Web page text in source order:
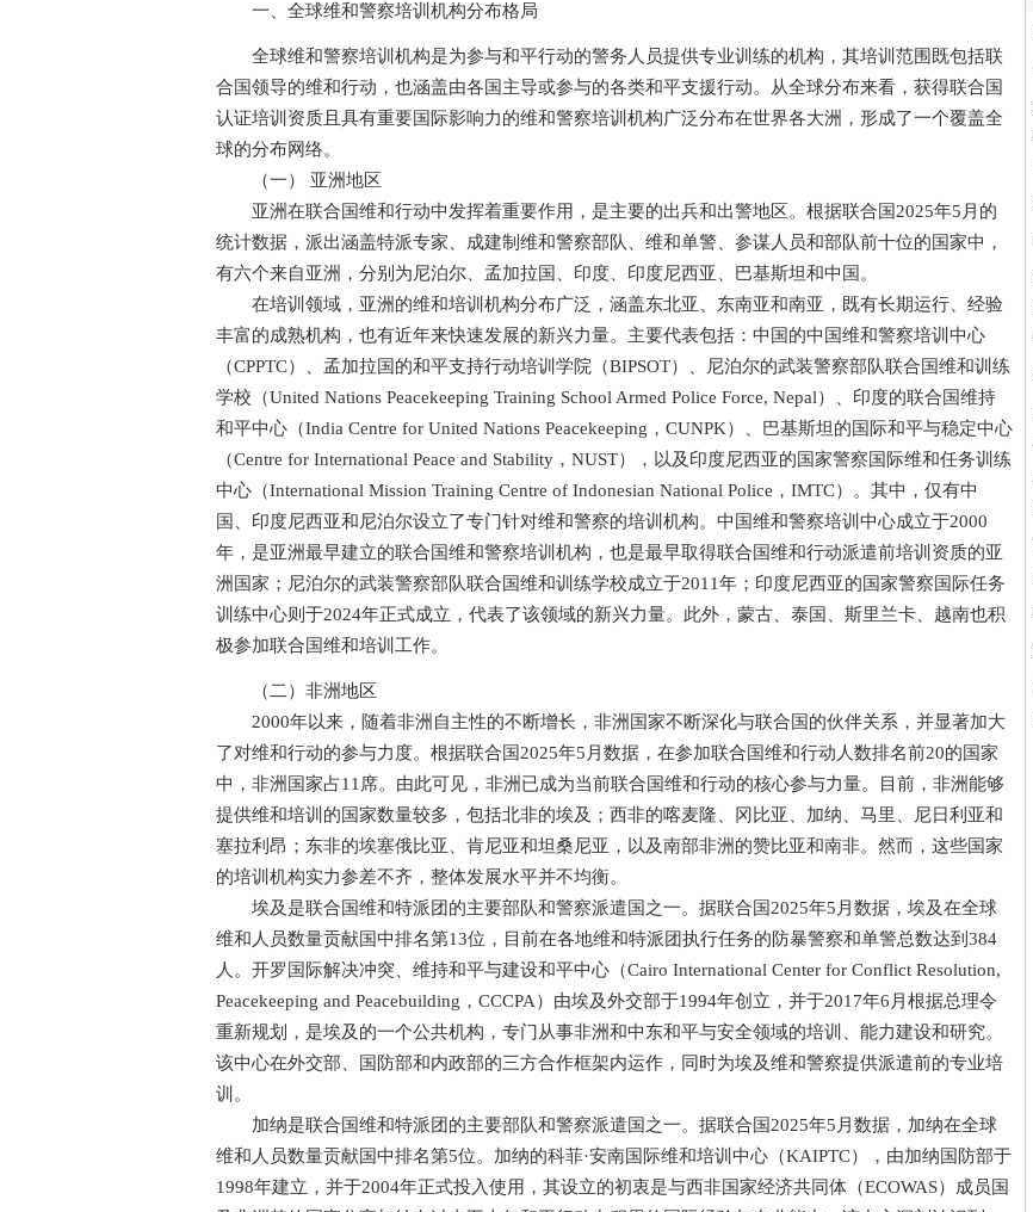
一、全球维和警察培训机构分布格局
全球维和警察培训机构是为参与和平行动的警务人员提供专业训练的机构，其培训范围既包括联
合国领导的维和行动，也涵盖由各国主导或参与的各类和平支援行动。从全球分布来看，获得联合国
认证培训资质且具有重要国际影响力的维和警察培训机构广泛分布在世界各大洲，形成了一个覆盖全
球的分布网络。
（一） 亚洲地区
亚洲在联合国维和行动中发挥着重要作用，是主要的出兵和出警地区。根据联合国2025年5月的
统计数据，派出涵盖特派专家、成建制维和警察部队、维和单警、参谋人员和部队前十位的国家中，
有六个来自亚洲，分别为尼泊尔、孟加拉国、印度、印度尼西亚、巴基斯坦和中国。
在培训领域，亚洲的维和培训机构分布广泛，涵盖东北亚、东南亚和南亚，既有长期运行、经验
丰富的成熟机构，也有近年来快速发展的新兴力量。主要代表包括：中国的中国维和警察培训中心
（CPPTC）、孟加拉国的和平支持行动培训学院（BIPSOT）、尼泊尔的武装警察部队联合国维和训练
学校（United Nations Peacekeeping Training School Armed Police Force, Nepal）、印度的联合国维持
和平中心（India Centre for United Nations Peacekeeping，CUNPK）、巴基斯坦的国际和平与稳定中心
（Centre for International Peace and Stability，NUST），以及印度尼西亚的国家警察国际维和任务训练
中心（International Mission Training Centre of Indonesian National Police，IMTC）。其中，仅有中
国、印度尼西亚和尼泊尔设立了专门针对维和警察的培训机构。中国维和警察培训中心成立于2000
年，是亚洲最早建立的联合国维和警察培训机构，也是最早取得联合国维和行动派遣前培训资质的亚
洲国家；尼泊尔的武装警察部队联合国维和训练学校成立于2011年；印度尼西亚的国家警察国际任务
训练中心则于2024年正式成立，代表了该领域的新兴力量。此外，蒙古、泰国、斯里兰卡、越南也积
极参加联合国维和培训工作。
（二）非洲地区
2000年以来，随着非洲自主性的不断增长，非洲国家不断深化与联合国的伙伴关系，并显著加大
了对维和行动的参与力度。根据联合国2025年5月数据，在参加联合国维和行动人数排名前20的国家
中，非洲国家占11席。由此可见，非洲已成为当前联合国维和行动的核心参与力量。目前，非洲能够
提供维和培训的国家数量较多，包括北非的埃及；西非的喀麦隆、冈比亚、加纳、马里、尼日利亚和
塞拉利昂；东非的埃塞俄比亚、肯尼亚和坦桑尼亚，以及南部非洲的赞比亚和南非。然而，这些国家
的培训机构实力参差不齐，整体发展水平并不均衡。
埃及是联合国维和特派团的主要部队和警察派遣国之一。据联合国2025年5月数据，埃及在全球
维和人员数量贡献国中排名第13位，目前在各地维和特派团执行任务的防暴警察和单警总数达到384
人。开罗国际解决冲突、维持和平与建设和平中心（Cairo International Center for Conflict Resolution,
Peacekeeping and Peacebuilding，CCCPA）由埃及外交部于1994年创立，并于2017年6月根据总理令
重新规划，是埃及的一个公共机构，专门从事非洲和中东和平与安全领域的培训、能力建设和研究。
该中心在外交部、国防部和内政部的三方合作框架内运作，同时为埃及维和警察提供派遣前的专业培
训。
加纳是联合国维和特派团的主要部队和警察派遣国之一。据联合国2025年5月数据，加纳在全球
维和人员数量贡献国中排名第5位。加纳的科菲·安南国际维和培训中心（KAIPTC），由加纳国防部于
1998年建立，并于2004年正式投入使用，其设立的初衷是与西非国家经济共同体（ECOWAS）成员国